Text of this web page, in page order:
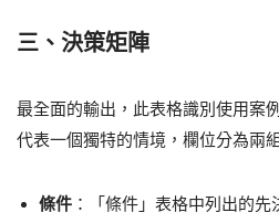
三、決策矩陣
最全面的輸出，此表格識別使用案
代表一個獨特的情境，欄位分為兩
條件 ：「條件」表格中列出的先